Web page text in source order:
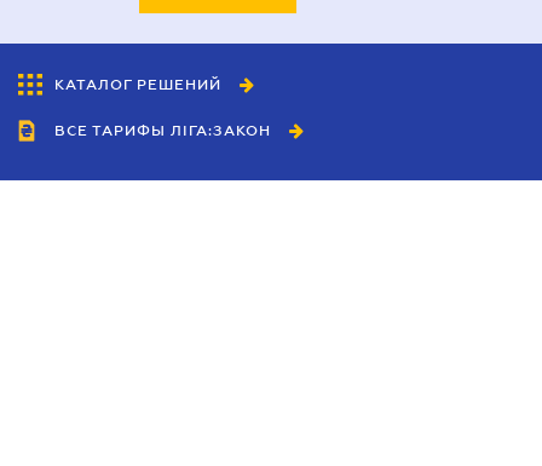
КАТАЛОГ РЕШЕНИЙ
ВСЕ ТАРИФЫ ЛІГА:ЗАКОН